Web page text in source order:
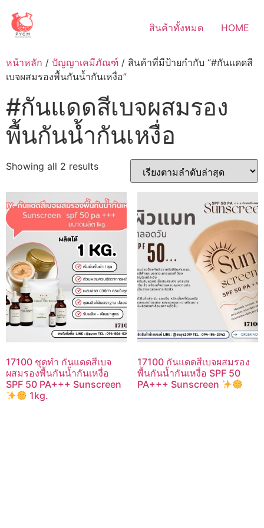
content
สินค้าทั้งหมด HOME
หน้าหลัก / ปัญญาเคมีภัณฑ์ / สินค้าที่มีป้ายกำกับ “#กันแดดสี
เบจผสมรองพื้นกันน้ำกันเหงื่อ”
#กันแดดสีเบจผสมรอง
พื้นกันน้ำกันเหงื่อ
Showing all 2 resultsSorted
latest
17100 ชุดทำ กันแดดสีเบจ
ผสมรองพื้นกันน้ำกันเหงื่อ
SPF 50 PA+++ Sunscreen
1kg.
17100 กันแดดสีเบจผสมรอง
พื้นกันน้ำกันเหงื่อ SPF 50
PA+++ Sunscreen